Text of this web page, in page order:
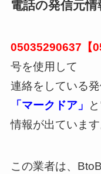
電話の発信元情
05035290637【
号を使用して
連絡をしている発
「マークドア」
情報が出ています
この業者は、